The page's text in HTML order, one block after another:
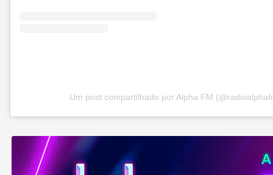
Um post compartilhado por Alpha FM